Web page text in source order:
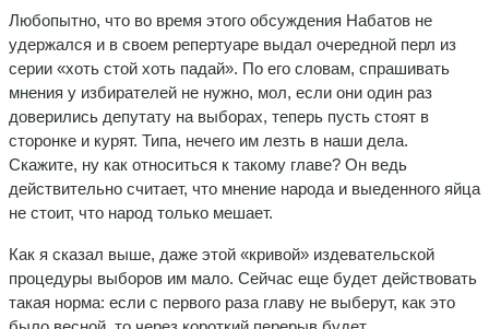
Любопытно, что во время этого обсуждения Набатов не
удержался и в своем репертуаре выдал очередной перл из
серии «хоть стой хоть падай». По его словам, спрашивать
мнения у избирателей не нужно, мол, если они один раз
доверились депутату на выборах, теперь пусть стоят в
сторонке и курят. Типа, нечего им лезть в наши дела.
Скажите, ну как относиться к такому главе? Он ведь
действительно считает, что мнение народа и выеденного яйца
не стоит, что народ только мешает.
Как я сказал выше, даже этой «кривой» издевательской
процедуры выборов им мало. Сейчас еще будет действовать
такая норма: если с первого раза главу не выберут, как это